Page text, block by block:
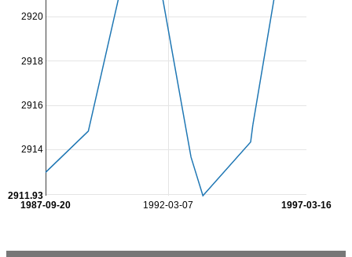
1992-03-07
1987-09-20 1997-03-16
2914
2916
2918
2920
2911.93